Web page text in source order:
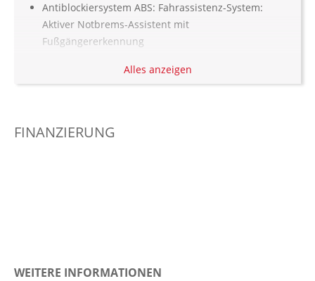
Antiblockiersystem ABS: Fahrassistenz-System:
Aktiver Notbrems-Assistent mit
Fußgängererkennung
Armauflage vorn und hinten
Aufmerksamkeitsassistent
Außenspiegel elekt. verstell- & anklappbar,
Elektr. Stabilitätsprogramm ESP
Alles anzeigen
FINANZIERUNG
WEITERE INFORMATIONEN